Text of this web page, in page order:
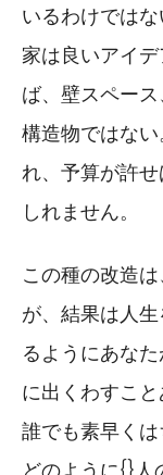
いるわけでは
家は良いアイ
ば、壁スペー
構造物ではな
れ、予算が許
しれません。
この種の改造
が、結果は人
るようにあな
に出くわすこと
誰でも素早く